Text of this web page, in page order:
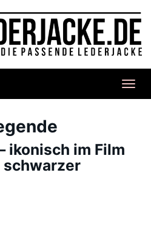
ikonisch im Film
schwarzer